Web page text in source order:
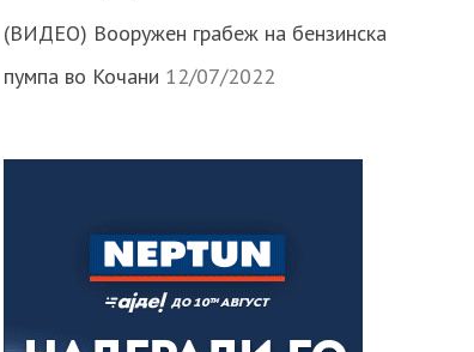
(ВИДЕО) Вооружен грабеж на бензинска
пумпа во Кочани 12/07/2022